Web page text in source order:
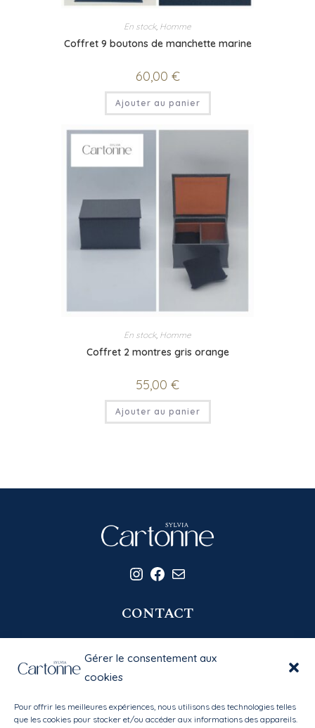
Gérer le consentement aux
cookies
Pour offrir les meilleures expériences, nous utilisons des technologies telles
que les cookies pour stocker et/ou accéder aux informations des appareils.
En stock, Homme
Coffret 9 boutons de manchette marine
60,00 €
Ajouter au panier
En stock, Homme
Coffret 2 montres gris orange
55,00 €
Ajouter au panier
Instagram
Facebook
E-mail
CONTACT
contact@sylviacartonne.fr
EN SAVOIR PLUS